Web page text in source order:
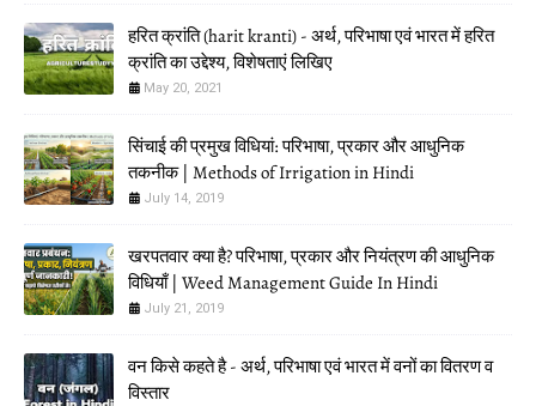
हरित क्रांति (harit kranti) - अर्थ, परिभाषा एवं भारत में हरित
क्रांति का उद्देश्य, विशेषताएं लिखिए
May 20, 2021
सिंचाई की प्रमुख विधियां: परिभाषा, प्रकार और आधुनिक
तकनीक | Methods of Irrigation in Hindi
July 14, 2019
खरपतवार क्या है? परिभाषा, प्रकार और नियंत्रण की आधुनिक
विधियाँ | Weed Management Guide In Hindi
July 21, 2019
वन किसे कहते है - अर्थ, परिभाषा एवं भारत में वनों का वितरण व
विस्तार